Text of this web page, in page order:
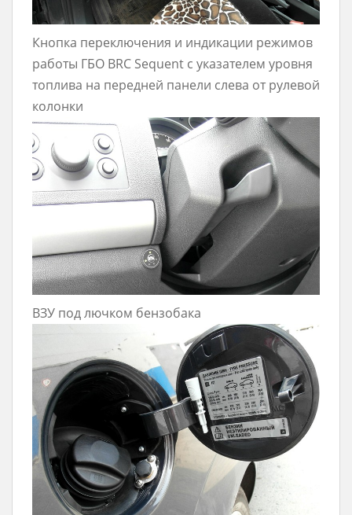
Кнопка переключения и индикации режимов
работы ГБО BRC Sequent с указателем уровня
топлива на передней панели слева от рулевой
колонки
ВЗУ под лючком бензобака